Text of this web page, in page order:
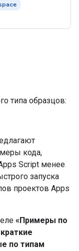
типа образцов:
кода,
Script менее
запуска
проектов Apps
«Примеры по
по типам